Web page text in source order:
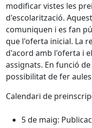
modificar vistes les
d'escolarització.
comuniquen i es fan
que l'oferta inicial. La
d'acord amb l'oferta i
assignats. En funció
possibilitat de fer
Calendari de
5 de maig: